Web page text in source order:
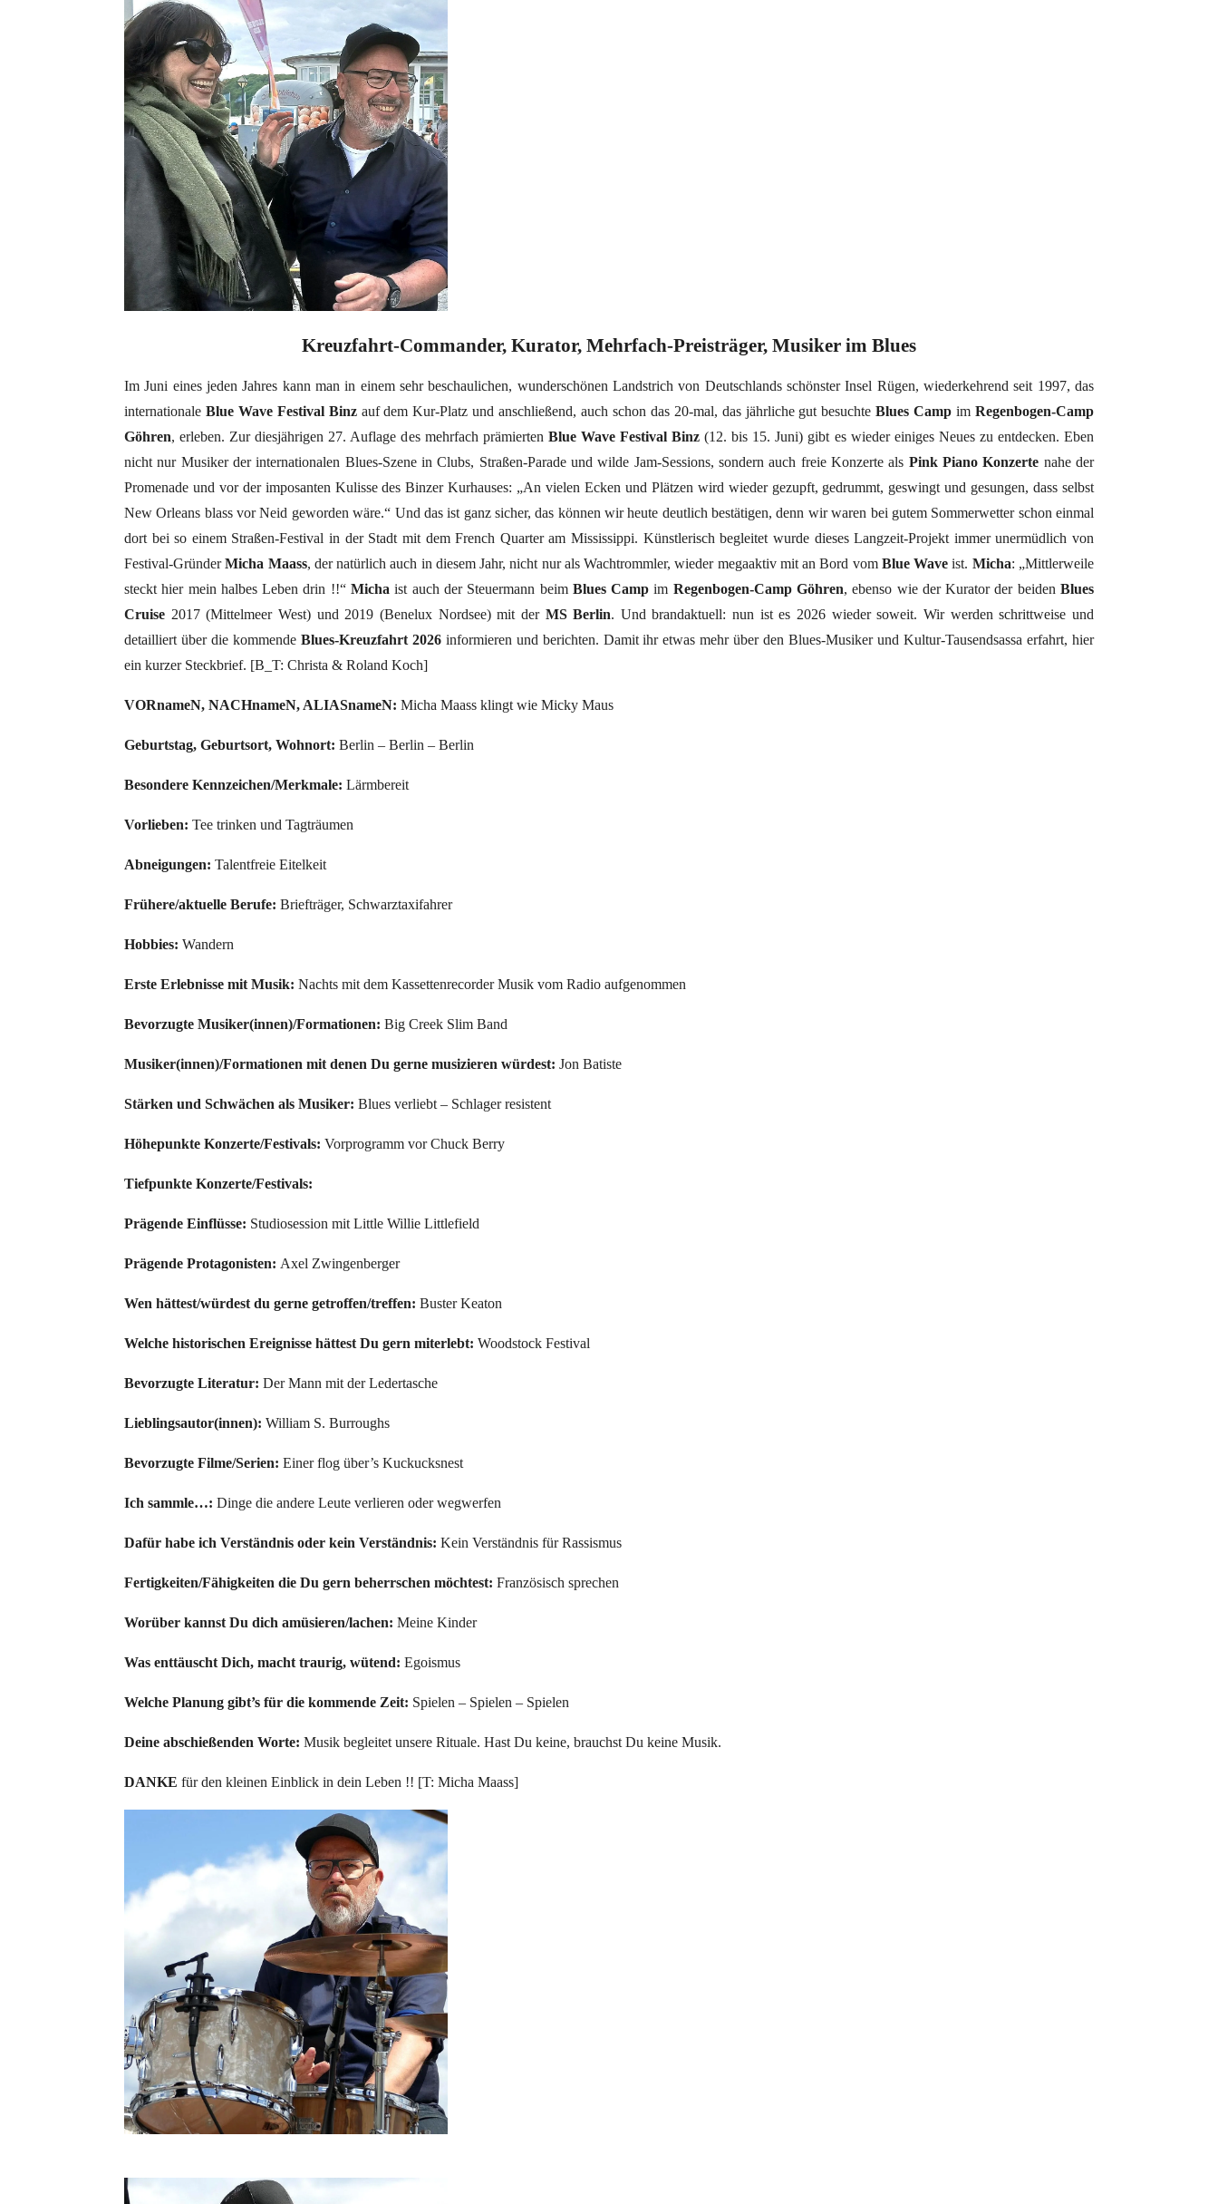
Kreuzfahrt-Commander, Kurator, Mehrfach-Preisträger, Musiker im Blues
Im Juni eines jeden Jahres kann man in einem sehr beschaulichen, wunderschönen Landstrich von Deutschlands schönster Insel Rügen, wiederkehrend seit 1997, das
internationale Blue Wave Festival Binzauf dem Kur-Platz und anschließend, auch schon das 20-mal, das jährliche gut besuchteBlues Camp imRegenbogen-Camp
Göhren, erleben. Zur diesjährigen 27. Auflage des mehrfach prämierten Blue Wave Festival Binz (12. bis 15. Juni) gibt es wieder einiges Neues zu entdecken. Eben
nicht nur Musiker der internationalen Blues-Szene in Clubs, Straßen-Parade und wilde Jam-Sessions, sondern auch freie Konzerte als Pink Piano Konzerte nahe der
Promenade und vor der imposanten Kulisse des Binzer Kurhauses: „An vielen Ecken und Plätzen wird wieder gezupft, gedrummt, geswingt und gesungen, dass selbst
New Orleans blass vor Neid geworden wäre.“ Und das ist ganz sicher, das können wir heute deutlich bestätigen, denn wir waren bei gutem Sommerwetter schon einmal
dort bei so einem Straßen-Festival in der Stadt mit dem French Quarter am Mississippi. Künstlerisch begleitet wurde dieses Langzeit-Projekt immer unermüdlich von
Festival-GründerMicha Maass, der natürlich auch in diesem Jahr, nicht nur als Wachtrommler, wieder megaaktiv mit an Bord vom Blue Wave ist. Micha: „Mittlerweile
steckt hier mein halbes Leben drin !!“Micha ist auch der Steuermann beim Blues Camp im Regenbogen-Camp Göhren, ebenso wie der Kurator der beidenBlues
Cruise 2017 (Mittelmeer West) und 2019 (Benelux Nordsee) mit der MS Berlin. Und brandaktuell: nun ist es 2026 wieder soweit. Wir werden schrittweise und
detailliert über die kommende Blues-Kreuzfahrt 2026informieren und berichten. Damit ihr etwas mehr über den Blues-Musiker und Kultur-Tausendsassa erfahrt, hier
ein kurzer Steckbrief. [B_T: Christa & Roland Koch]
VORnameN, NACHnameN, ALIASnameN: Micha Maass klingt wie Micky Maus
Geburtstag, Geburtsort, Wohnort: Berlin – Berlin – Berlin
Besondere Kennzeichen/Merkmale: Lärmbereit
Vorlieben: Tee trinken und Tagträumen
Abneigungen: Talentfreie Eitelkeit
Frühere/aktuelle Berufe: Briefträger, Schwarztaxifahrer
Hobbies: Wandern
Erste Erlebnisse mit Musik: Nachts mit dem Kassettenrecorder Musik vom Radio aufgenommen
Bevorzugte Musiker(innen)/Formationen: Big Creek Slim Band
Musiker(innen)/Formationen mit denen Du gerne musizieren würdest: Jon Batiste
Stärken und Schwächen als Musiker: Blues verliebt – Schlager resistent
Höhepunkte Konzerte/Festivals: Vorprogramm vor Chuck Berry
Tiefpunkte Konzerte/Festivals:
Prägende Einflüsse: Studiosession mit Little Willie Littlefield
Prägende Protagonisten: Axel Zwingenberger
Wen hättest/würdest du gerne getroffen/treffen: Buster Keaton
Welche historischen Ereignisse hättest Du gern miterlebt: Woodstock Festival
Bevorzugte Literatur: Der Mann mit der Ledertasche
Lieblingsautor(innen): William S. Burroughs
Bevorzugte Filme/Serien: Einer flog über’s Kuckucksnest
Ich sammle…: Dinge die andere Leute verlieren oder wegwerfen
Dafür habe ich Verständnis oder kein Verständnis: Kein Verständnis für Rassismus
Fertigkeiten/Fähigkeiten die Du gern beherrschen möchtest: Französisch sprechen
Worüber kannst Du dich amüsieren/lachen: Meine Kinder
Was enttäuscht Dich, macht traurig, wütend: Egoismus
Welche Planung gibt’s für die kommende Zeit: Spielen – Spielen – Spielen
Deine abschießenden Worte: Musik begleitet unsere Rituale. Hast Du keine, brauchst Du keine Musik.
DANKE für den kleinen Einblick in dein Leben !! [T: Micha Maass]